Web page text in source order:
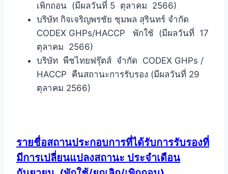
เพิกถอน (มีผลวันที่ 5 ตุลาคม 2566)
บริษัท กิจเจริญพรชัย ชุมพล สุรินทร์ จำกัด
CODEX GHPs/HACCP พักใช้ (มีผลวันที่ 17
ตุลาคม 2566)
บริษัท พืชไทยฟรุ๊ตส์ จำกัด CODEX GHPs /
HACCP คืนสถานะการรับรอง (มีผลวันที่ 29
ตุลาคม 2566)
รายชื่อสถานประกอบการที่ได้รับการรับรองที่
มีการเปลี่ยนแปลงสถานะ ประจำเดือน